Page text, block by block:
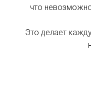
что
Это делает